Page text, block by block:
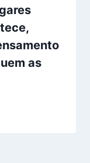
as